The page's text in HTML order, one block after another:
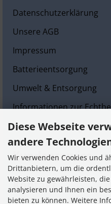
Datenschutzerklärung
Unsere AGB
Impressum
Batterieentsorgung
Umwelt & Entsorgung
Informationen zur
Cookie Einstellungen
Kundenservice
Kontakt
Diese Webseite
andere
Wir verwenden Cookies und
Drittanbietern, um die
Website zu gewährleisten,
analysieren und Ihnen ein
bieten zu können. Weitere